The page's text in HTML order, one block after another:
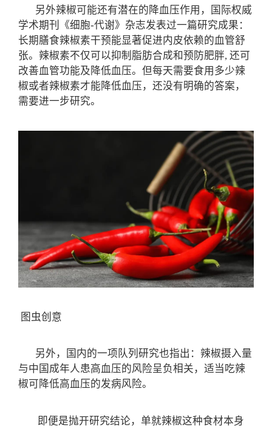
另外辣椒可能还有潜在的降血压作用，国际权威
学术期刊《细胞-代谢》杂志发表过一篇研究成果：
长期膳食辣椒素干预能显著促进内皮依赖的血管舒
张。辣椒素不仅可以抑制脂肪合成和预防肥胖, 还可
改善血管功能及降低血压。但每天需要食用多少辣
椒或者辣椒素才能降低血压，还没有明确的答案，
需要进一步研究。
图虫创意
另外，国内的一项队列研究也指出：辣椒摄入量
与中国成年人患高血压的风险呈负相关，适当吃辣
椒可降低高血压的发病风险。
即便是抛开研究结论，单就辣椒这种食材本身